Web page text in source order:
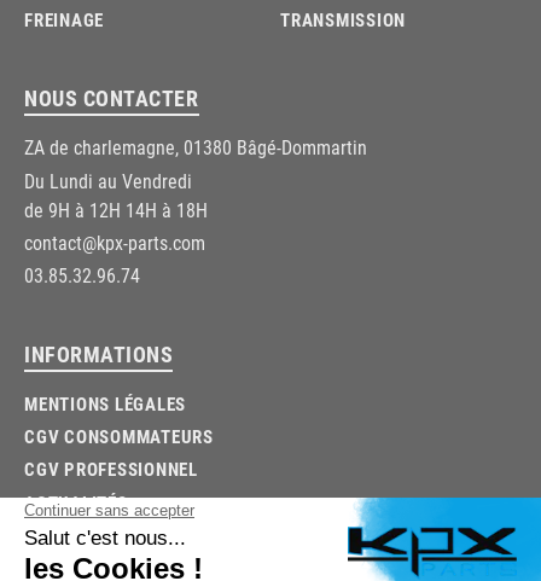
FREINAGE
TRANSMISSION
NOUS CONTACTER
ZA de charlemagne, 01380 Bâgé-Dommartin
Du Lundi au Vendredi
de 9H à 12H 14H à 18H
contact@kpx-parts.com
03.85.32.96.74
INFORMATIONS
MENTIONS LÉGALES
CGV CONSOMMATEURS
CGV PROFESSIONNEL
ACTUALITÉS